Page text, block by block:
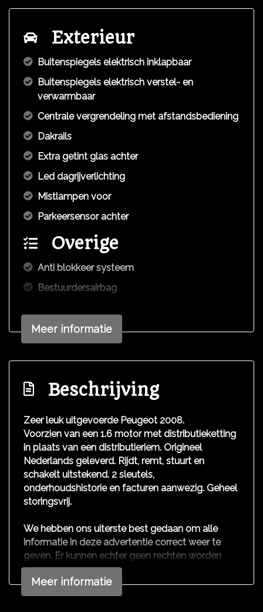
Exterieur
Buitenspiegels elektrisch inklapbaar
Buitenspiegels elektrisch verstel- en
verwarmbaar
Centrale vergrendeling met afstandsbediening
Dakrails
Extra getint glas achter
Led dagrijverlichting
Mistlampen voor
Parkeersensor achter
Overige
Anti blokkeer systeem
Bestuurdersairbag
Elektronisch stabiliteits programma
Passagiersairbag
Interieur
Airco
Bestuurdersstoel in hoogte verstelbaar
Elektrische ramen voor
Stuur verstelbaar
Stuurbekrachtiging
Meer informatie
Beschrijving
Zeer leuk uitgevoerde Peugeot 2008.
Voorzien van een 1.6 motor met distributieketting
in plaats van een distributieriem. Origineel
Nederlands geleverd. Rijdt, remt, stuurt en
schakelt uitstekend. 2 sleutels,
onderhoudshistorie en facturen aanwezig. Geheel
storingsvrij.
We hebben ons uiterste best gedaan om alle
informatie in deze advertentie correct weer te
geven. Er kunnen echter geen rechten worden
ontleend aan de verstrekte informatie in de
advertentie. Vertrouw niet alleen op deze
informatie maar controleer altijd zelf de zaken
Meer informatie